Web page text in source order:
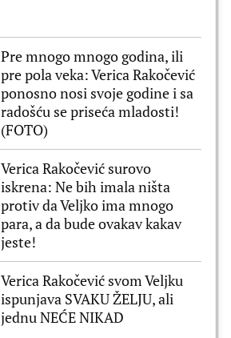
Pre mnogo mnogo godina, ili
pre pola veka: Verica Rakočević
ponosno nosi svoje godine i sa
radošću se priseća mladosti!
(FOTO)
Verica Rakočević surovo
iskrena: Ne bih imala ništa
protiv da Veljko ima mnogo
para, a da bude ovakav kakav
jeste!
Verica Rakočević svom Veljku
ispunjava SVAKU ŽELJU, ali
jednu NEĆE NIKAD